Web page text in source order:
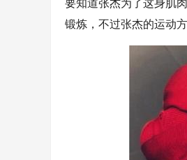
锻炼，不过张杰的运动